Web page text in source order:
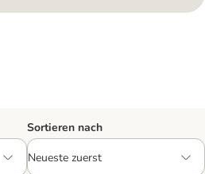
Sortieren nach